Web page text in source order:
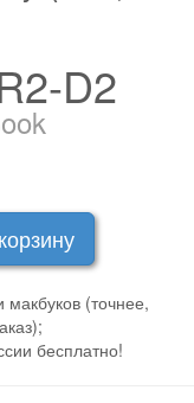
D2
макбуков (точнее,
бесплатно!